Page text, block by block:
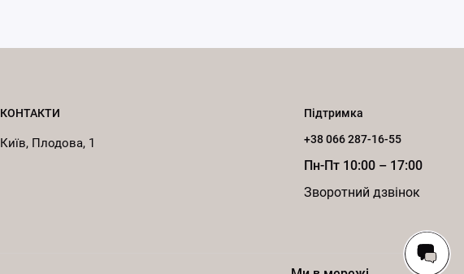
КОНТАКТИ
Київ, Плодова, 1
Підтримка
+38 066 287-16-55
Пн-Пт 10:00 – 17:00
Зворотний дзвінок